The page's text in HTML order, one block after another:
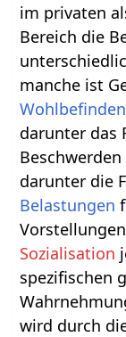
im privaten
Bereich die
manche ist
Wohlbefinden
darunter das
darunter die
Belastungen
Sozialisation
spezifischen
wird durch